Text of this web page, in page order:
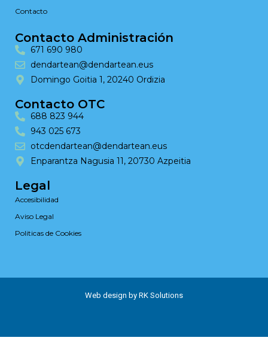
Contacto
Contacto Administración
671 690 980
dendartean@dendartean.eus
Domingo Goitia 1, 20240 Ordizia
Contacto OTC
688 823 944
943 025 673
otcdendartean@dendartean.eus
Enparantza Nagusia 11, 20730 Azpeitia
Legal
Accesibilidad
Aviso Legal
Politicas de Cookies
Web design by RK Solutions